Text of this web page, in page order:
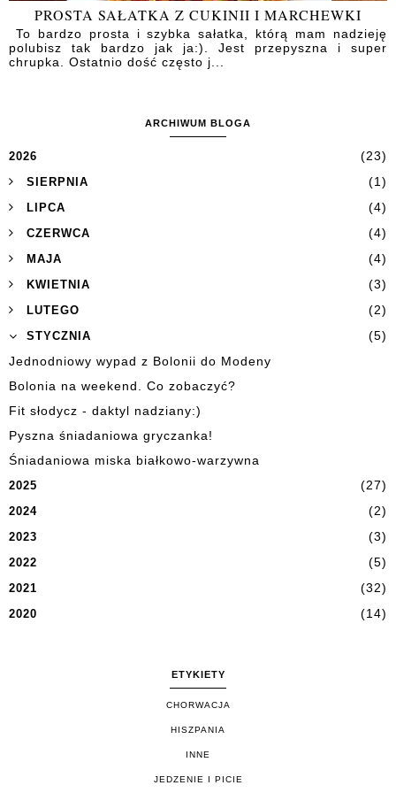
PROSTA SAŁATKA Z CUKINII I MARCHEWKI
To bardzo prosta i szybka sałatka, którą mam nadzieję
polubisz tak bardzo jak ja:). Jest przepyszna i super
chrupka. Ostatnio dość często j...
ARCHIWUM BLOGA
2026 (23)
SIERPNIA (1)
LIPCA (4)
CZERWCA (4)
MAJA (4)
KWIETNIA (3)
LUTEGO (2)
STYCZNIA
(5)
Jednodniowy wypad z Bolonii do Modeny
Bolonia na weekend. Co zobaczyć?
Fit słodycz - daktyl nadziany:)
Pyszna śniadaniowa gryczanka!
Śniadaniowa miska białkowo-warzywna
2025 (27)
2024 (2)
2023 (3)
2022 (5)
2021 (32)
2020 (14)
ETYKIETY
CHORWACJA
HISZPANIA
INNE
JEDZENIE I PICIE